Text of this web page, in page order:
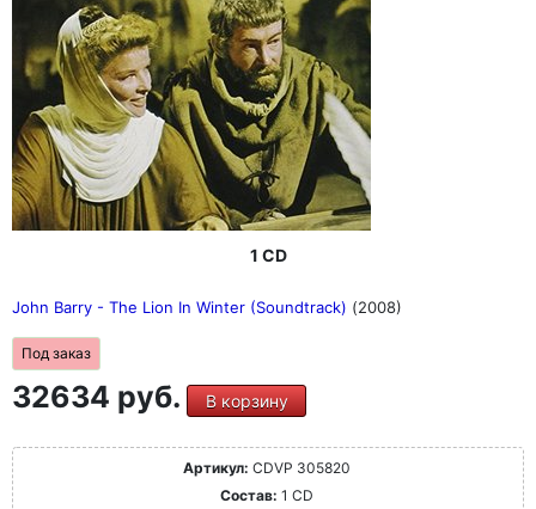
1 CD
John Barry - The Lion In Winter (Soundtrack) (2008)
Под заказ
32634 руб. В корзину
Артикул: CDVP 305820
Состав: 1 CD